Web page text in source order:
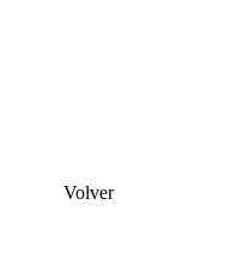
Volver